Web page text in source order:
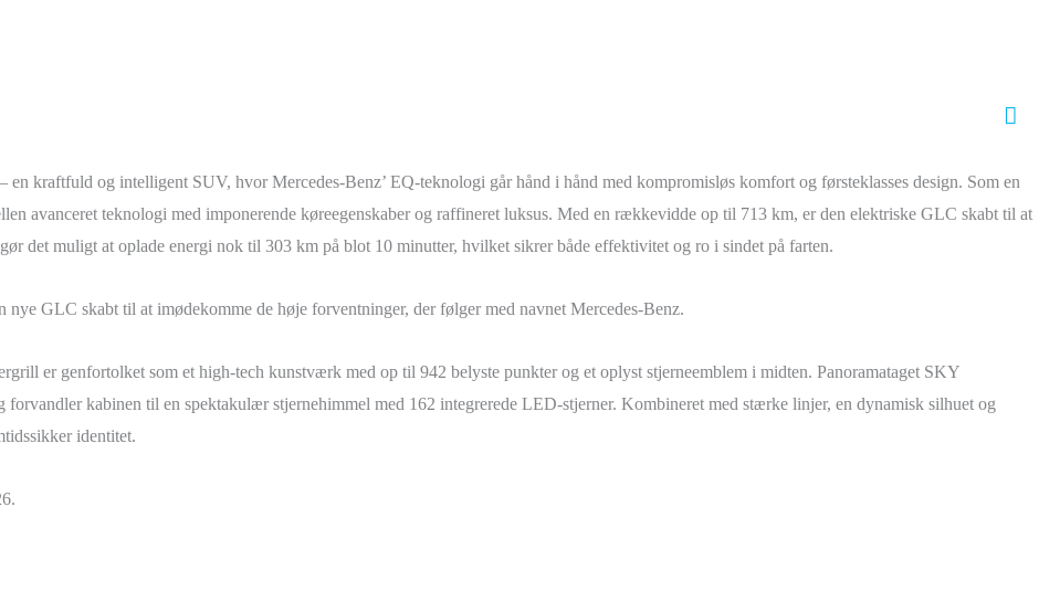
Søg
kraftfuld og intelligent SUV, hvor Mercedes-Benz’ EQ-teknologi går hånd i hånd med kompromisløs komfort og førsteklasses design. Som en
avanceret teknologi med imponerende køreegenskaber og raffineret luksus. Med en rækkevidde op til 713 km, er den elektriske GLC skabt til at
det muligt at oplade energi nok til 303 km på blot 10 minutter, hvilket sikrer både effektivitet og ro i sindet på farten.
GLC skabt til at imødekomme de høje forventninger, der følger med navnet Mercedes-Benz.
er genfortolket som et high-tech kunstværk med op til 942 belyste punkter og et oplyst stjerneemblem i midten. Panoramataget SKY
kabinen til en spektakulær stjernehimmel med 162 integrerede LED-stjerner. Kombineret med stærke linjer, en dynamisk silhuet og
identitet.